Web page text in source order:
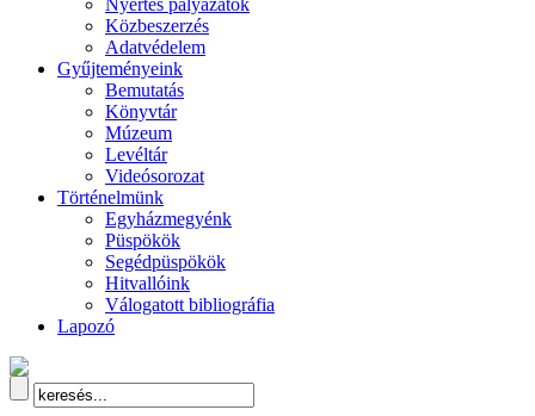
Nyertes pályázatok
Közbeszerzés
Adatvédelem
Gyűjteményeink
Bemutatás
Könyvtár
Múzeum
Levéltár
Videósorozat
Történelmünk
Egyházmegyénk
Püspökök
Segédpüspökök
Hitvallóink
Válogatott bibliográfia
Lapozó